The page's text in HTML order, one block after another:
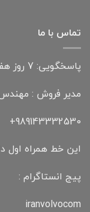
تماس با ما
پاسخگویی: 7 روز هفته ، 9 الی 22
مدیر فروش :
989143332530+
این خط همراه اول
پیج انستاگرام :
iranvolvocom